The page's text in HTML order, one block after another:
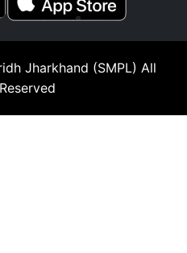
Jharkhand (SMPL) All